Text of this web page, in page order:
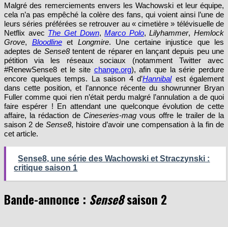
cela n’a pas empêché la colère des fans, qui voient ainsi l’une de
leurs séries préférées se retrouver au « cimetière » télévisuelle de
Netflix avecThe Get Down,Marco Polo,Lilyhammer,Hemlock
Grove ,Bloodline et Longmire. Une certaine injustice que les
adeptes deSense8tentent de réparer en lançant depuis peu une
pétition via les réseaux sociaux (notamment Twitter avec
#RenewSense8 et le site change.org
), afin que la série perdure
encore quelques temps. La saison 4 d’Hannibalest également
dans cette position, et l’annonce récente du showrunner Bryan
Fuller comme quoi rien n’était perdu malgré l’annulation a de quoi
faire espérer ! En attendant une quelconque évolution de cette
affaire, la rédaction deCineseries-magvous offre le trailer de la
saison 2 deSense8 , histoire d’avoir une compensation à la fin de
cet article.
Sense8, une série des Wachowski et Straczynski :
critique saison 1